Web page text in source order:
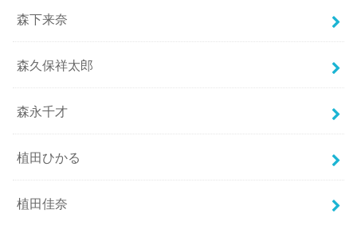
森下来奈
森久保祥太郎
森永千才
植田ひかる
植田佳奈